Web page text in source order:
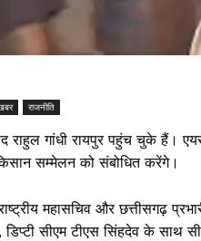
राजनीति
राहुल गांधी रायपुर पहुंच चुके हैं।
सम्मेलन को संबोधित करेंगे।
राष्ट्रीय महासचिव और छत्तीसगढ़
सीएम टीएस सिंहदेव के साथ